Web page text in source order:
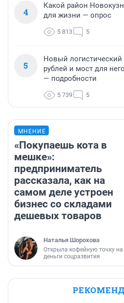
4
Какой район
для жизни — опрос
5 813 5
5
Новый логистический
рублей и мост для
— подробности
5 739 5
МНЕНИЕ
«Покупаешь кота в
мешке»:
предприниматель
рассказала, как на
самом деле устроен
бизнес со складами
дешевых товаров
Наталья Шорохова
Открыла кофейную точку на
деньги соцразвития